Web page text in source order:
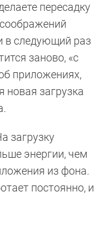
пересадку
в следующий раз
заново, «с
приложениях,
новая загрузка
загрузку
энергии, чем
из фона.
постоянно, и